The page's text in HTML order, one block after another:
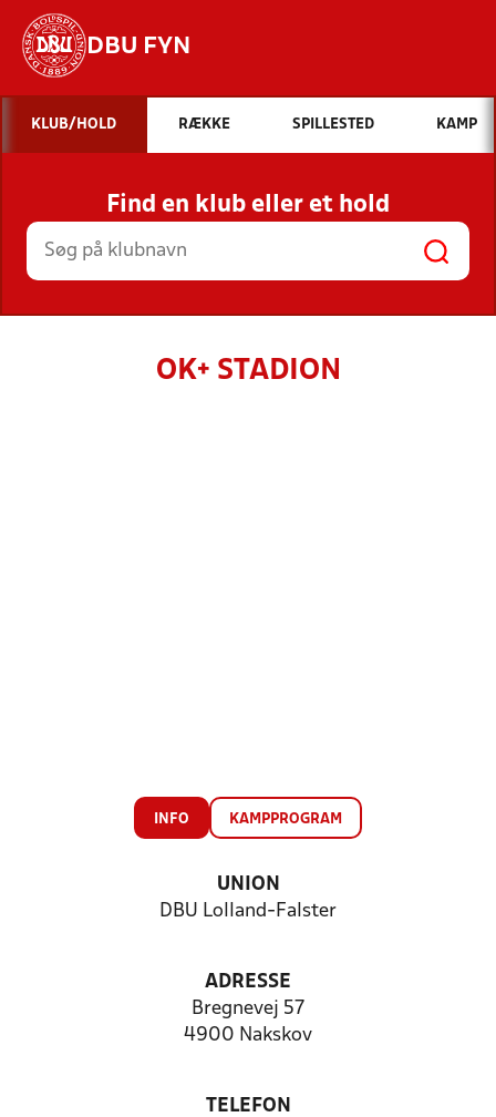
DBU FYN
Hvad vil du søge efter?
INDHOLD OG NYHEDER
STILLINGER, RESULTATER, KLUBBER OG
HOLD
KLUB/HOLD RÆKKE SPILLESTED KAMP
Find en klub eller et hold
OK+ STADION
INFO KAMPPROGRAM
UNION
DBU Lolland-Falster
ADRESSE
Bregnevej 57
4900 Nakskov
TELEFON